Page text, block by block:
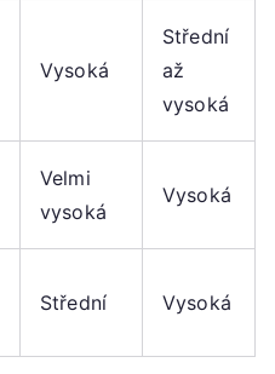
Vysoká
Střední
až
vysoká
Velmi
vysoká
Vysoká
Střední Vysoká